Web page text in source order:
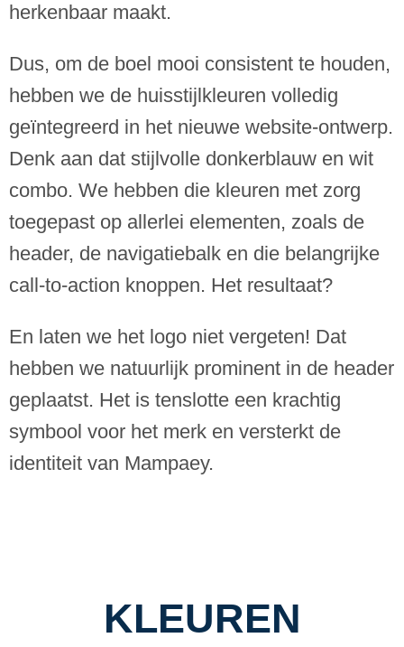
herkenbaar maakt.
Dus, om de boel mooi consistent te houden,
hebben we de huisstijlkleuren volledig
geïntegreerd in het nieuwe website-ontwerp.
Denk aan dat stijlvolle donkerblauw en wit
combo. We hebben die kleuren met zorg
toegepast op allerlei elementen, zoals de
header, de navigatiebalk en die belangrijke
call-to-action knoppen. Het resultaat?
En laten we het logo niet vergeten! Dat
hebben we natuurlijk prominent in de header
geplaatst. Het is tenslotte een krachtig
symbool voor het merk en versterkt de
identiteit van Mampaey.
KLEUREN